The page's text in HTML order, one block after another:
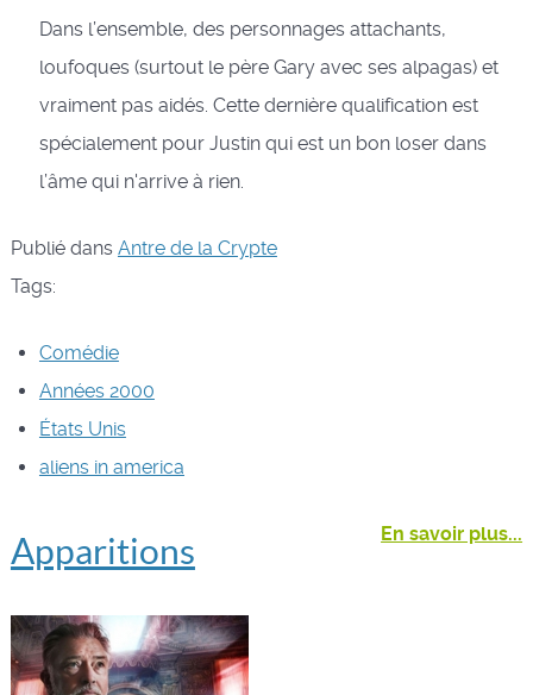
Dans l’ensemble, des personnages attachants,
loufoques (surtout le père Gary avec ses alpagas) et
vraiment pas aidés. Cette dernière qualification est
spécialement pour Justin qui est un bon loser dans
l’âme qui n'arrive à rien.
Publié dans Antre de la Crypte
Tags:
Comédie
Années 2000
États Unis
aliens in america
En savoir plus...
Apparitions